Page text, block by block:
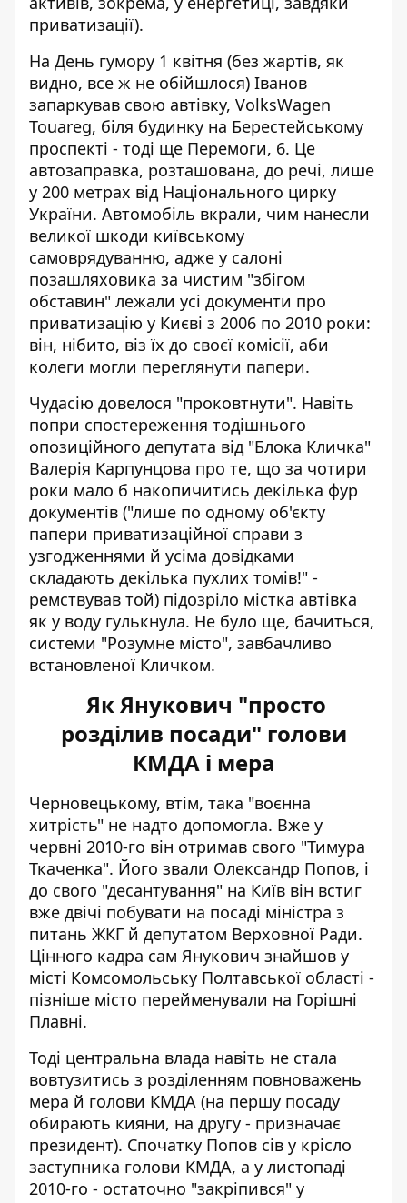
приватизації).
На День гумору 1 квітня (без жартів, як
видно, все ж не обійшлося) Іванов
запаркував свою автівку, VolksWagen
Touareg, біля будинку на Берестейському
проспекті - тоді ще Перемоги, 6. Це
автозаправка, розташована, до речі, лише
у 200 метрах від Національного цирку
України. Автомобіль вкрали, чим нанесли
великої шкоди київському
самоврядуванню, адже у салоні
позашляховика за чистим "збігом
обставин" лежали усі документи про
приватизацію у Києві з 2006 по 2010 роки:
він, нібито, віз їх до своєї комісії, аби
колеги могли переглянути папери.
Чудасію довелося "проковтнути". Навіть
попри спостереження тодішнього
опозиційного депутата від "Блока Кличка"
Валерія Карпунцова про те, що за чотири
роки мало б накопичитись декілька фур
документів ("лише по одному об'єкту
папери приватизаційної справи з
узгодженнями й усіма довідками
складають декілька пухлих томів!" -
ремствував той) підозріло містка автівка
як у воду гулькнула. Не було ще, бачиться,
системи "Розумне місто", завбачливо
встановленої Кличком.
Як Янукович "просто
розділив посади" голови
КМДА і мера
Черновецькому, втім, така "воєнна
хитрість" не надто допомогла. Вже у
червні 2010-го він отримав свого "Тимура
Ткаченка". Його звали Олександр Попов, і
до свого "десантування" на Київ він встиг
вже двічі побувати на посаді міністра з
питань ЖКГ й депутатом Верховної Ради.
Цінного кадра сам Янукович знайшов у
місті Комсомольську Полтавської області -
пізніше місто перейменували на Горішні
Плавні.
Тоді центральна влада навіть не стала
вовтузитись з розділенням повноважень
мера й голови КМДА (на першу посаду
обирають кияни, на другу - призначає
президент). Спочатку Попов сів у крісло
заступника голови КМДА, а у листопаді
2010-го - остаточно "закріпився" у